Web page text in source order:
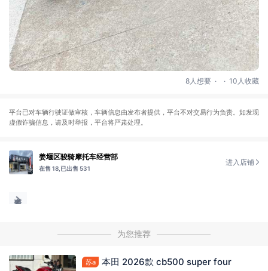
8人想要 . . 10人收藏
平台已对车辆行驶证做审核，车辆信息由发布者提供，平台不对交易行为负责。如发现
虚假诈骗信息，请及时举报，平台将严肃处理。
姜堰区骏骑摩托车经营部
在售 18, 已出售 531
进入店铺
为您推荐
苏a 本田 2026款 cb500 super four